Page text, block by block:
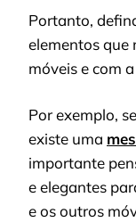
Portanto,
elementos que
móveis e com
Por exemplo,
existe uma
importante
e elegantes
e os outros